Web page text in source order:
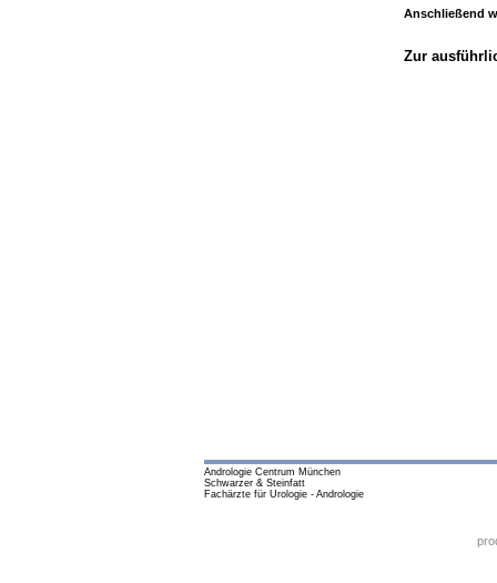
Anschließend
Zur
Andrologie Centrum München
Schwarzer & Steinfatt
Fachärzte für Urologie - Andrologie